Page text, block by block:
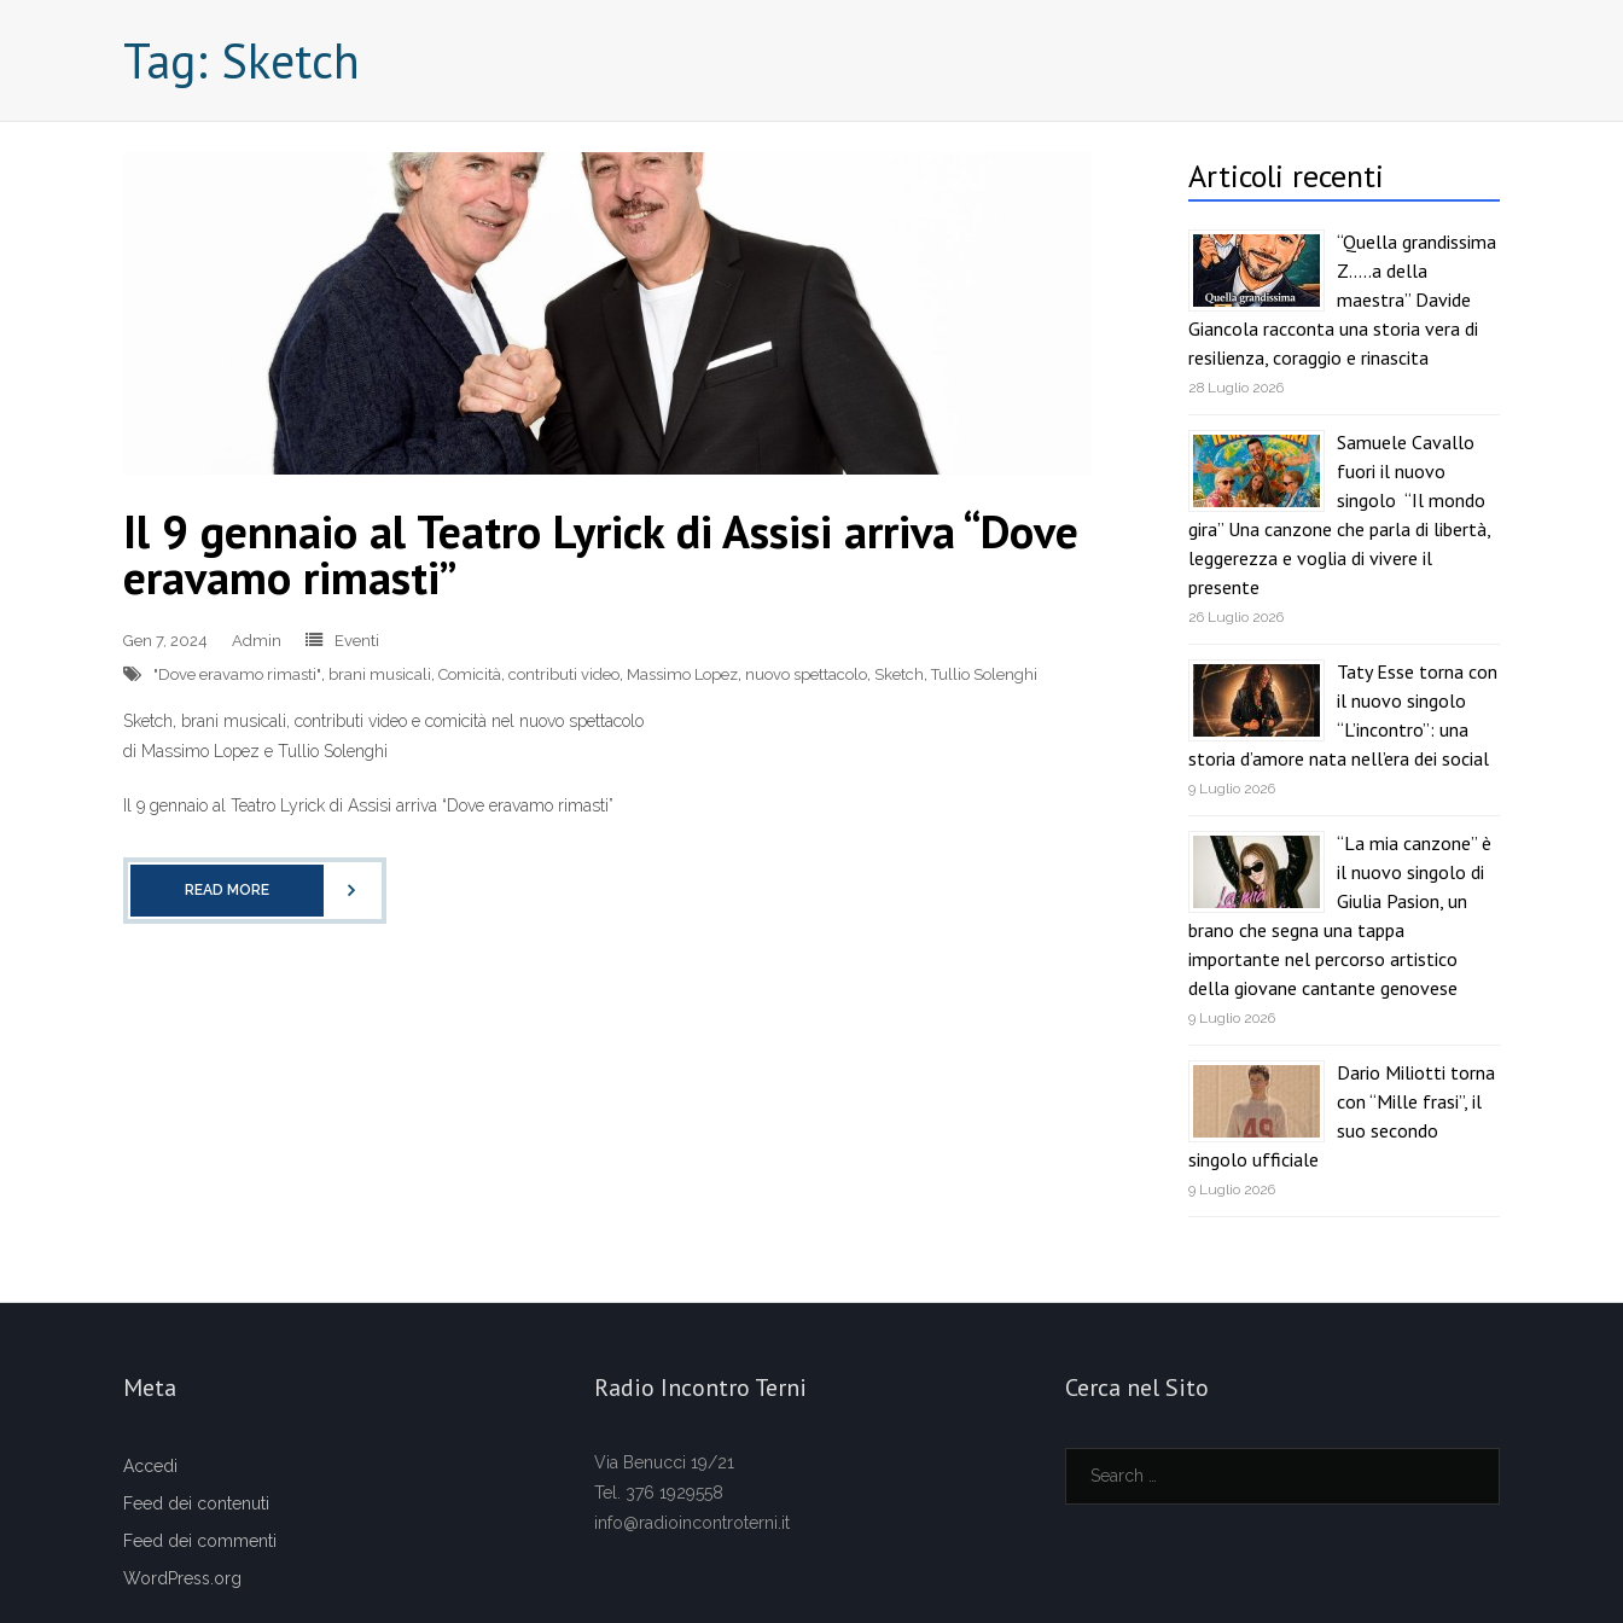
Tag: Sketch
Il 9 gennaio al Teatro Lyrick di Assisi arriva “Dove
eravamo rimasti”
Gen 7, 2024 Admin
Eventi
"Dove eravamo rimasti", brani musicali, Comicità, contributi video, Massimo Lopez, nuovo spettacolo, Sketch,Tullio Solenghi
Sketch, brani musicali, contributi video e comicità nel nuovo spettacolo
di Massimo Lopez e Tullio Solenghi
Il 9 gennaio al Teatro Lyrick di Assisi arriva “Dove eravamo rimasti”
READ MORE
Articoli recenti
“Quella grandissima
Z…..a della
maestra” Davide
Giancola racconta una storia vera di
resilienza, coraggio e rinascita
28 Luglio 2026
Samuele Cavallo
fuori il nuovo
singolo “Il mondo
gira” Una canzone che parla di libertà,
leggerezza e voglia di vivere il
presente
26 Luglio 2026
Taty Esse torna con
il nuovo singolo
“L’incontro”: una
storia d’amore nata nell’era dei social
9 Luglio 2026
“La mia canzone” è
il nuovo singolo di
Giulia Pasion, un
brano che segna una tappa
importante nel percorso artistico
della giovane cantante genovese
9 Luglio 2026
Dario Miliotti torna
con “Mille frasi”, il
suo secondo
singolo ufficiale
9 Luglio 2026
Meta
Accedi
Feed dei contenuti
Feed dei commenti
WordPress.org
Radio Incontro Terni
Via Benucci 19/21
Tel. 376 1929558
info@radioincontroterni.it
Cerca nel Sito